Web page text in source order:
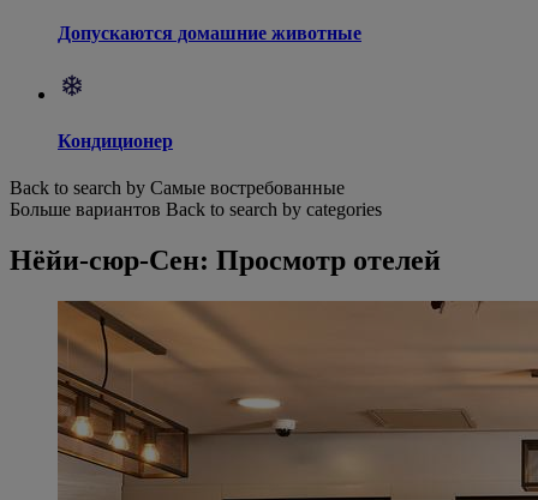
Допускаются домашние животные
Кондиционер
Back to search by Самые востребованные
Больше вариантов Back to search by categories
Нёйи-сюр-Сен: Просмотр отелей